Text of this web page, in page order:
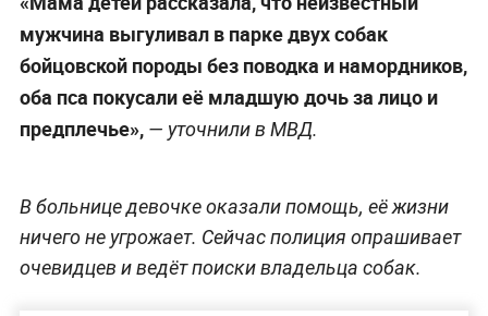
мужчина выгуливал в парке двух собак
бойцовской породы без поводка и намордников,
оба пса покусали её младшую дочь за лицо и
предплечье», — уточнили в МВД.
В больнице девочке оказали помощь, её жизни
ничего не угрожает. Сейчас полиция опрашивает
очевидцев и ведёт поиски владельца собак.